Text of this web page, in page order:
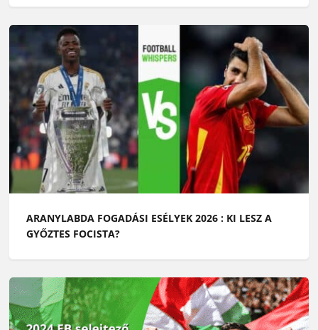
ARANYLABDA FOGADÁSI ESÉLYEK 2026 : KI LESZ A
GYŐZTES FOCISTA?